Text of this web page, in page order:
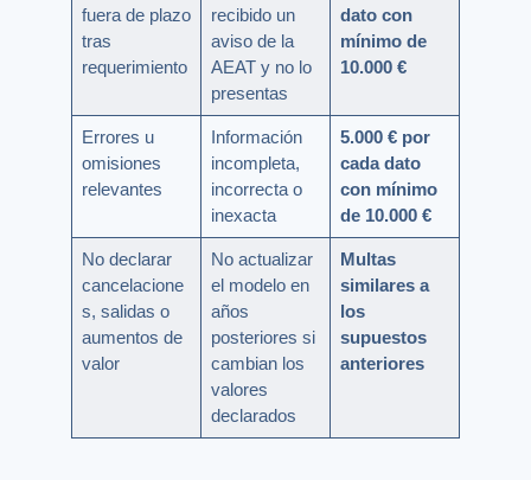
fuera de plazo
tras
requerimiento
recibido un
aviso de la
AEAT y no lo
presentas
dato con
mínimo de
10.000 €
Errores u
omisiones
relevantes
Información
incompleta,
incorrecta o
inexacta
5.000 € por
cada dato
con mínimo
de 10.000 €
No declarar
cancelacione
s, salidas o
aumentos de
valor
No actualizar
el modelo en
años
posteriores si
cambian los
valores
declarados
Multas
similares a
los
supuestos
anteriores